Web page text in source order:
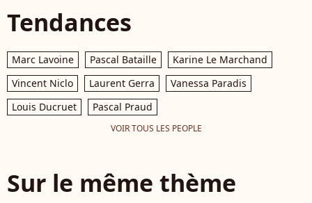
Tendances
Marc Lavoine Pascal Bataille
Karine Le Marchand
Vincent Niclo
Laurent Gerra
Vanessa Paradis
Louis Ducruet
Pascal Praud
VOIR TOUS LES PEOPLE
Sur le même thème